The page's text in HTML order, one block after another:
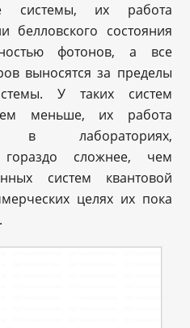
системы, их работа
белловского состояния
фотонов, а все
выносятся за пределы
У таких систем
меньше, их работа
в лабораториях,
сложнее, чем
систем квантовой
целях их пока